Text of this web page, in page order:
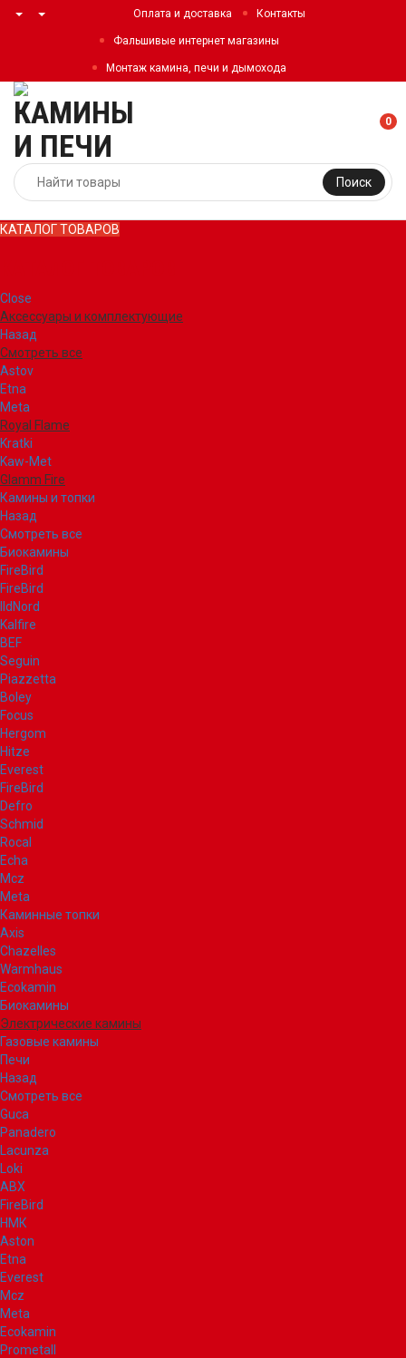
Оплата и доставка Контакты
Фальшивые интернет магазины
Монтаж камина, печи и дымохода
Поиск
0
КАТАЛОГ ТОВАРОВ
Close
Аксессуары и комплектующие
Назад
Смотреть все
Astov
Etna
Meta
Royal Flame
Kratki
Kaw-Met
Glamm Fire
Камины и топки
Назад
Смотреть все
Биокамины
FireBird
FireBird
IldNord
Kalfire
BEF
Seguin
Piazzetta
Boley
Focus
Hergom
Hitze
Everest
FireBird
Defro
Schmid
Rocal
Echa
Mcz
Meta
Каминные топки
Axis
Chazelles
Warmhaus
Ecokamin
Биокамины
Электрические камины
Газовые камины
Печи
Назад
Смотреть все
Guca
Panadero
Lacunza
Loki
ABX
FireBird
НМК
Aston
Etna
Everest
Mcz
Meta
Ecokamin
Prometall